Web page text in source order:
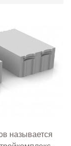
называется